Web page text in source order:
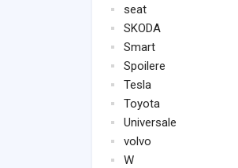
seat
SKODA
Smart
Spoilere
Tesla
Toyota
Universale
volvo
W